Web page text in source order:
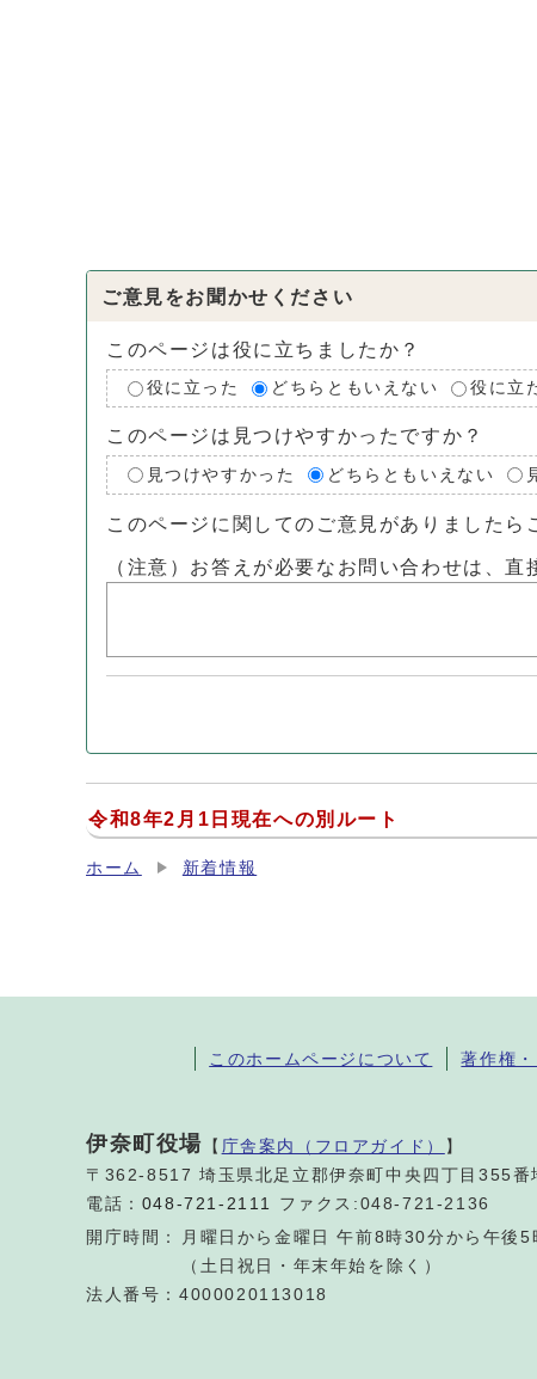
ご意見をお聞かせください
このページは役に立ちましたか？
役に立った どちらともいえない 役に立
このページは見つけやすかったですか？
見つけやすかった どちらともいえない
このページに関してのご意見がありましたら
（注意）お答えが必要なお問い合わせは、
令和8年2月1日現在への別ルート
ホーム 新着情報
このホームページについて 著作権
伊奈町役場 【 庁舎案内（フロアガイド） 】
〒362-8517 埼玉県北足立郡伊奈町中央四丁目355番
電話： 048-721-2111
ファクス:048-721-2136
開庁時間：
月曜日から金曜日 午前8時30分から午後5
（土日祝日・年末年始を除く）
法人番号：4000020113018